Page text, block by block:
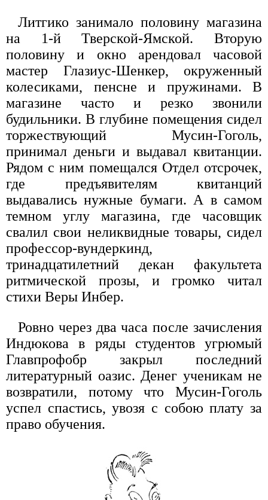
Литгико занимало половину магазина
на 1-й Тверской-Ямской. Вторую
половину и окно арендовал часовой
мастер Глазиус-Шенкер, окруженный
колесиками, пенсне и пружинами. В
магазине часто и резко звонили
будильники. В глубине помещения сидел
торжествующий Мусин-Гоголь,
принимал деньги и выдавал квитанции.
Рядом с ним помещался Отдел отсрочек,
где предъявителям квитанций
выдавались нужные бумаги. А в самом
темном углу магазина, где часовщик
свалил свои неликвидные товары, сидел
профессор-вундеркинд,
тринадцатилетний декан факультета
ритмической прозы, и громко читал
стихи Веры Инбер.
Ровно через два часа после зачисления
Индюкова в ряды студентов угрюмый
Главпрофобр закрыл последний
литературный оазис. Денег ученикам не
возвратили, потому что Мусин-Гоголь
успел спастись, увозя с собою плату за
право обучения.